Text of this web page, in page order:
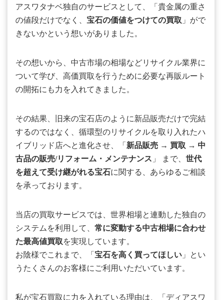
アスワタナベ独自のサービスとして、「貴金属の重さ
の値段だけでなく、 宝石の価値をつけての買取 」がで
きないかという想いがありました。
その想いから、中古市場の相場などリサイクル業界に
ついて学び、高価買取を行うために必要な再販ルート
の開拓にも力を入れてきました。
その結果、旧来の宝石店のように新品販売だけで完結
するのではなく、循環型のリサイクルを取り入れたハ
イブリッド店へと進化させ、「 新品販売 → 買取 → 中
古品の販売/リフォーム・メンテナンス 」 まで、 世代
を超えて受け継がれる宝石に関する、あらゆるご相談
を承っております。
当店の買取サービスでは、世界相場と連動した独自の
システムを利用して、 常に変動する中古相場に合わせ
た最高値買取を実現しています。
お陰様でこれまで、「 宝石を高く買ってほしい 」とい
うたくさんのお客様にご利用いただいています。
私が宝石買取に力を入れている理由は、「ディアスワ